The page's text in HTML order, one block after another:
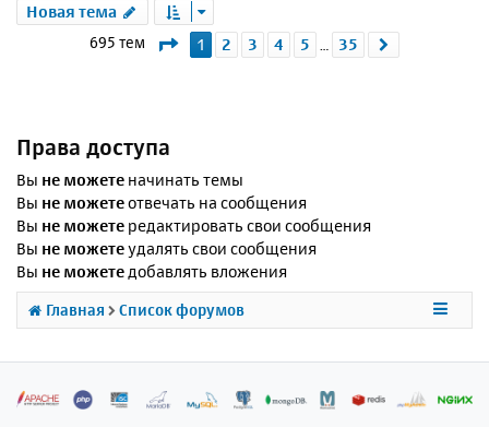
Новая тема
695 тем Страница1 из 35
1 2 3 4 5 35
Права доступа
Вы не можете начинать темы
Вы не можетеотвечать на сообщения
Вы не можете редактировать свои сообщения
Вы не можетеудалять свои сообщения
Вы не можетедобавлять вложения
Главная Список форумов